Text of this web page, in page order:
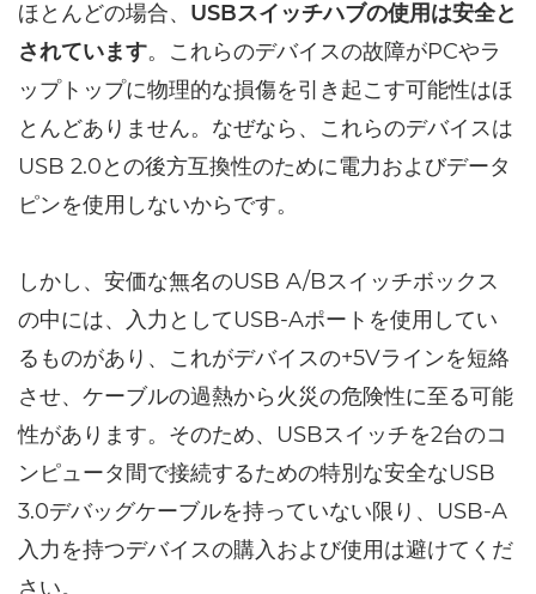
ほとんどの場合、 USBスイッチハブの使用は安全と
されています。これらのデバイスの故障がPCやラ
ップトップに物理的な損傷を引き起こす可能性はほ
とんどありません。なぜなら、これらのデバイスは
USB 2.0との後方互換性のために電力およびデータ
ピンを使用しないからです。
しかし、安価な無名のUSB A/Bスイッチボックス
の中には、入力としてUSB-Aポートを使用してい
るものがあり、これがデバイスの+5Vラインを短絡
させ、ケーブルの過熱から火災の危険性に至る可能
性があります。そのため、USBスイッチを2台のコ
ンピュータ間で接続するための特別な安全なUSB
3.0デバッグケーブルを持っていない限り、USB-A
入力を持つデバイスの購入および使用は避けてくだ
さい。